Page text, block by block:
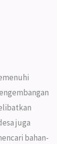
juga
bahan-